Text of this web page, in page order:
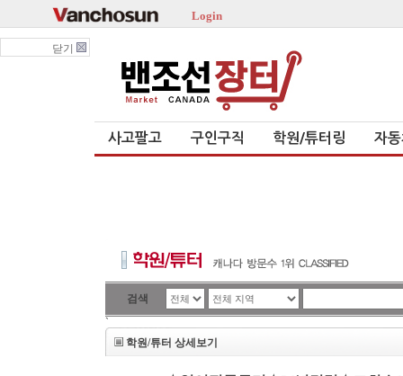
Login
닫기
사고팔고 구인구직 학원/튜터링 자
검색
`
학원/튜터 상세보기